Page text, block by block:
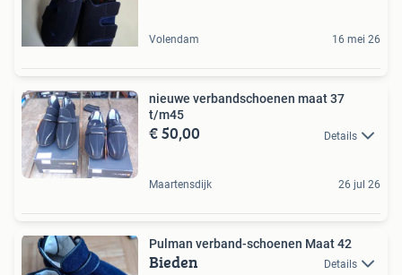
Volendam 16 mei 26
nieuwe verbandschoenen maat 37
t/m45
€ 50,00 Details
Maartensdijk 26 jul 26
Pulman verband-schoenen Maat 42
Bieden Details